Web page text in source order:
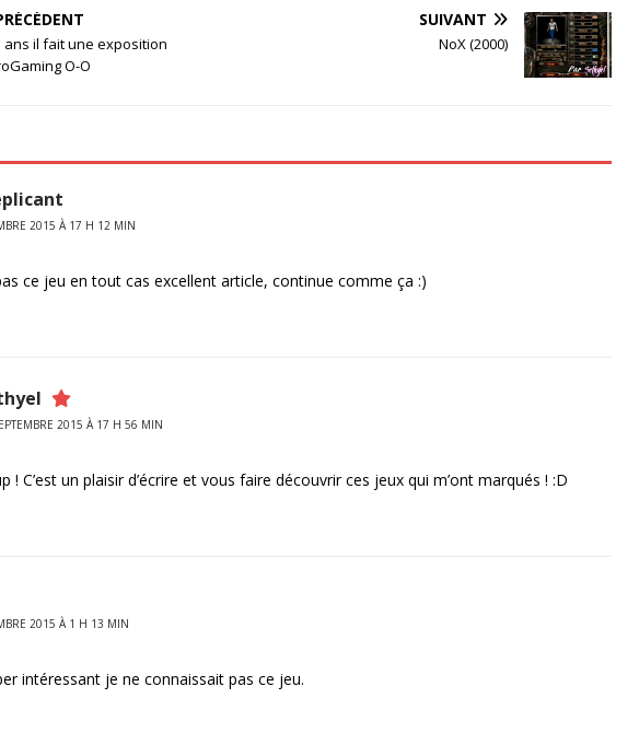
ans il fait une exposition
O-O
SUIVANT
NoX (2000)
2015 À 17 H 12 MIN
ce jeu en tout cas excellent article, continue comme ça :)
2015 À 17 H 56 MIN
! C’est un plaisir d’écrire et vous faire découvrir ces jeux qui m’ont marqués ! :D
2015 À 1 H 13 MIN
intéressant je ne connaissait pas ce jeu.